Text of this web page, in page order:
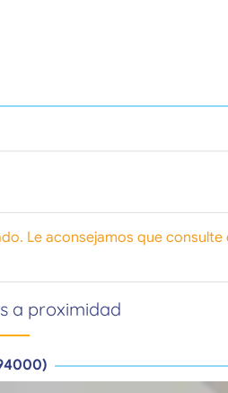
Le aconsejamos que consulte
a proximidad